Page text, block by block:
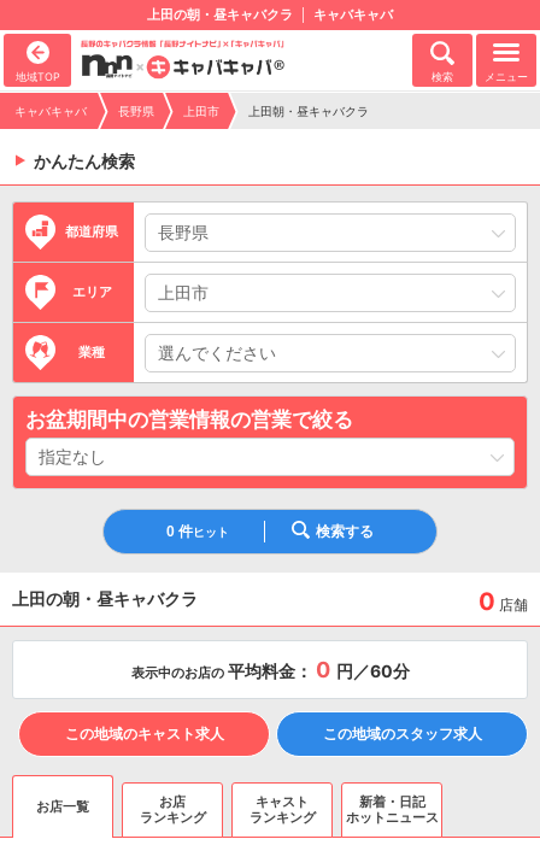
上田の朝・昼キャバクラ キャバキャバ
地域TOP 検索 メニュー
キャバキャバ 長野県 上田市 上田朝・昼キャバクラ
かんたん検索
都道府県
エリア
業種
お盆期間中の営業情報の営業で絞る
0 件ヒット 検索する
上田の朝・昼キャバクラ 0 店舗
表示中のお店の 平均料金： 0 円／60分
この地域のキャスト求人 この地域のスタッフ求人
お店一覧
お店
ランキング
キャスト
ランキング
新着・日記
ホットニュース